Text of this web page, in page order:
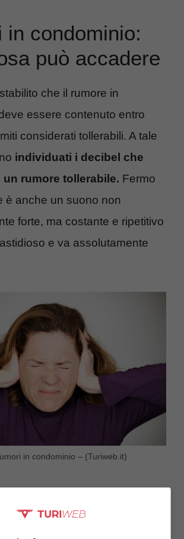
in condominio:
può accadere
che il rumore in
essere contenuto entro
considerati tollerabili. A tale
individuati i decibel che
rumore tollerabile. Fermo
è anche un suono non
forte, ma costante e ripetitivo
e va assolutamente
in condominio – (Turiweb.it)